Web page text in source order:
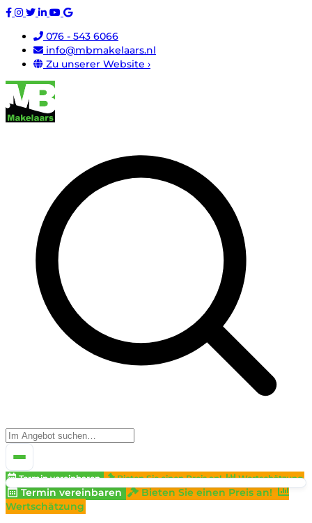
076 - 543 6066
info@mbmakelaars.nl
Zu unserer Website ›
Termin vereinbaren Bieten Sie einen Preis an! Wertschätzung
Termin vereinbaren
Bieten Sie einen Preis an!
Wertschätzung